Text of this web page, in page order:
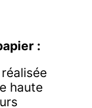
:
haute